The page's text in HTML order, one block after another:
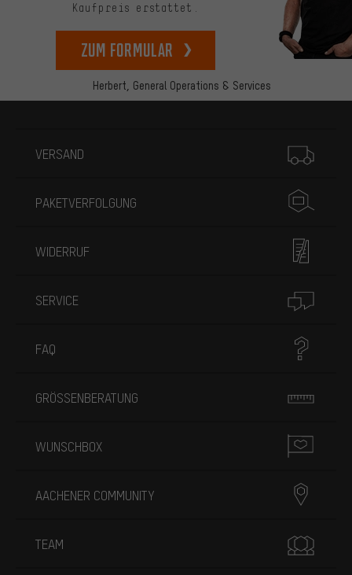
Herbert, General Operations & Services
Kaufpreis erstattet.
zum Formular
VERSAND
PAKETVERFOLGUNG
WIDERRUF
SERVICE
FAQ
GRÖSSENBERATUNG
WUNSCHBOX
AACHENER COMMUNITY
TEAM